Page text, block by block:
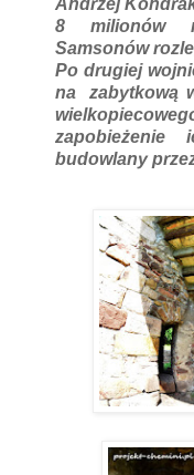
8 milionów
Samsonów
Po drugiej
na zabytkową
zapobieżenie
budowlany